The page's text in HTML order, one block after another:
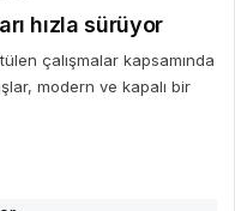
hızla sürüyor
çalışmalar kapsamında
modern ve kapalı bir